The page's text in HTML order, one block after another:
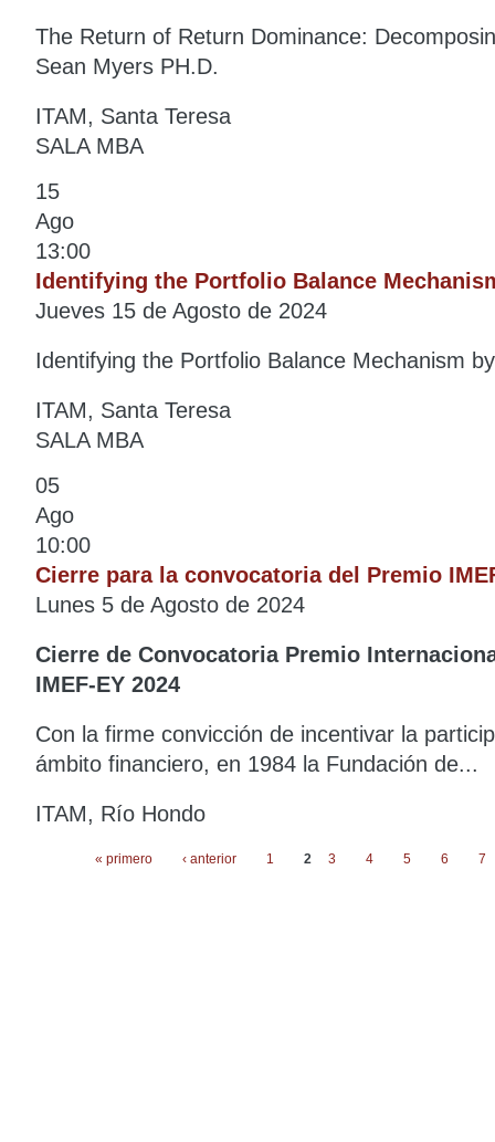
The Return of Return Dominance:
Sean Myers PH.D.
ITAM, Santa Teresa
SALA MBA
15
Ago
13:00
Identifying the Portfolio Balance
Jueves 15 de Agosto de 2024
Identifying the Portfolio Balance Mechanism
ITAM, Santa Teresa
SALA MBA
05
Ago
10:00
Cierre para la convocatoria del Premio
Lunes 5 de Agosto de 2024
Cierre de Convocatoria Premio
IMEF-EY 2024
Con la firme convicción de incentivar la
ámbito financiero, en 1984 la Fundación de...
ITAM, Río Hondo
« primero ‹ anterior 1 2 3 4 5 6 7